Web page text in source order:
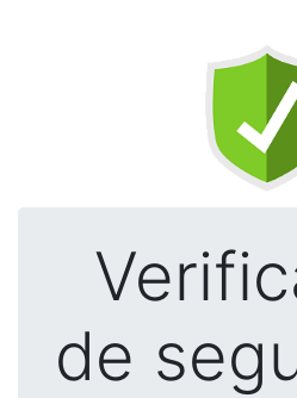
de